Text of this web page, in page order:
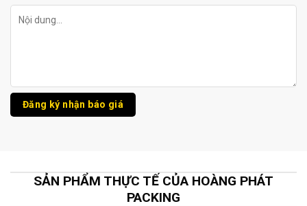
SẢN PHẨM THỰC TẾ CỦA HOÀNG PHÁT
PACKING